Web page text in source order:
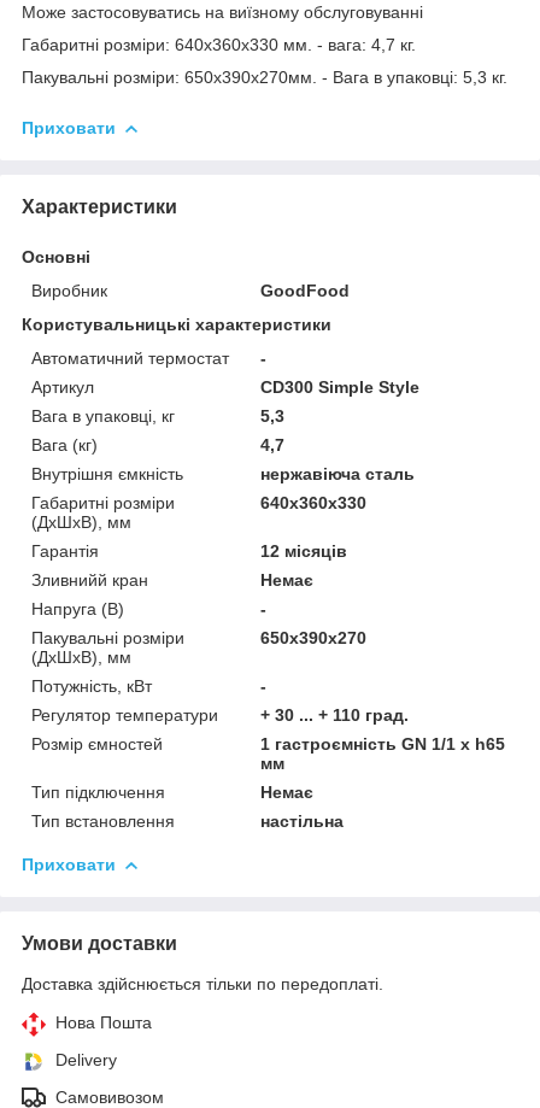
Може застосовуватись на виїзному обслуговуванні
Габаритні розміри: 640х360х330 мм. - вага: 4,7 кг.
Пакувальні розміри: 650х390х270мм. - Вага в упаковці: 5,3 кг.
Приховати
Характеристики
Основні
Виробник
GoodFood
Користувальницькі характеристики
Автоматичний термостат
-
Артикул
CD300 Simple Style
Вага в упаковці, кг
5,3
Вага (кг)
4,7
Внутрішня ємкність
нержавіюча сталь
Габаритні розміри
(ДхШхВ), мм
640х360х330
Гарантія
12 місяців
Зливнийй кран
Немає
Напруга (В)
-
Пакувальні розміри
(ДхШхВ), мм
650х390х270
Потужність, кВт
-
Регулятор температури
+ 30 ... + 110 град.
Розмір ємностей
1 гастроємність GN 1/1 х h65
мм
Тип підключення
Немає
Тип встановлення
настільна
Приховати
Умови доставки
Доставка здійснюється тільки по передоплаті.
Нова Пошта
Delivery
Самовивозом